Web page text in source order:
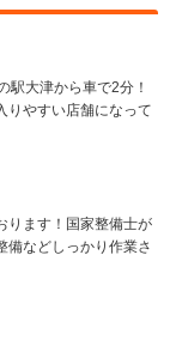
駅大津から車で2分！
りやすい店舗になって
ります！国家整備士が
備などしっかり作業さ